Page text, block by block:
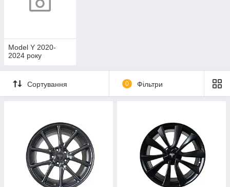
Model Y 2020-
2024 року
Сортування 0 Фільтри